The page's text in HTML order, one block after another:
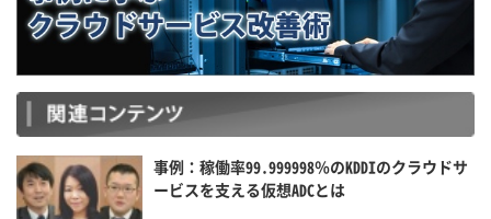
事例：稼働率99.999998％のKDDIのクラウドサ
ービスを支える仮想ADCとは